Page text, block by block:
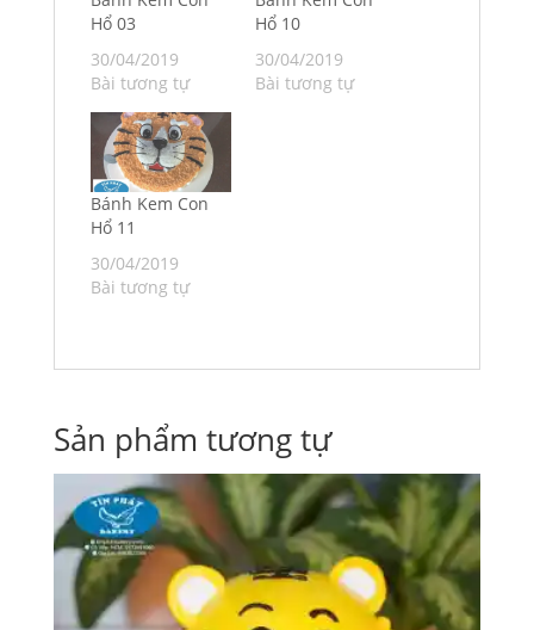
Hổ 03
30/04/2019
Bài tương tự
Hổ 10
30/04/2019
Bài tương tự
Bánh Kem Con
Hổ 11
30/04/2019
Bài tương tự
Sản phẩm tương tự